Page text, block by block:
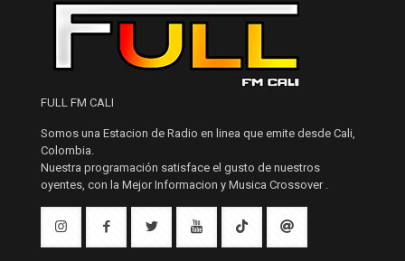
FULL FM CALI
Somos una Estacion de Radio en linea que emite desde Cali,
Colombia.
Nuestra programación satisface el gusto de nuestros
oyentes, con la Mejor Informacion y Musica Crossover .